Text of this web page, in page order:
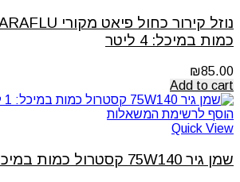
כמות במיכל: 4 ליטר
₪85.00
Add to cart
הוסף לרשימת המשאלות
Quick View
שמן גיר 75W140 קסטרול כמות במיכל: 1 ליטר